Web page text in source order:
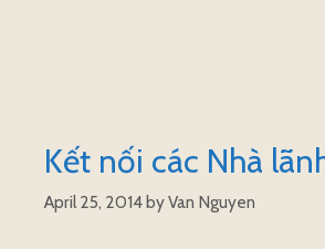
Kết nối các Nhà
April 25, 2014byVan Nguyen